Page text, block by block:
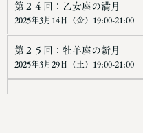
第２４回：乙女座の満月
2025年3月14日（金）19:00-21:00
第２５回：牡羊座の新月
2025年3月29日（土）19:00-21:00